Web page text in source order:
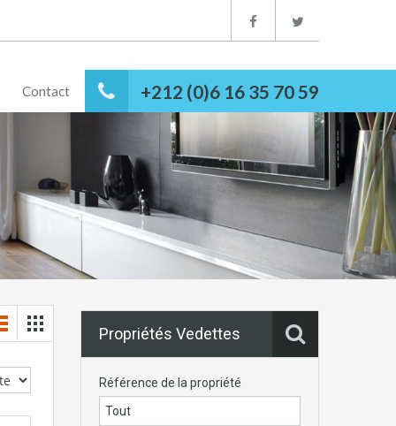
+212 (0)6 16 35 70 59
Contact
Propriétés Vedettes
Référence de la propriété